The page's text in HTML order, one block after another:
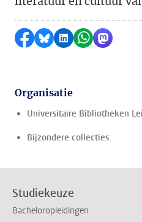
Delen op Facebook
Delen via Bluesky
Delen opDelen via
Delen
Organisatie
Universitaire Bibliotheken
Bijzondere collecties
Studiekeuze
Bacheloropleidingen